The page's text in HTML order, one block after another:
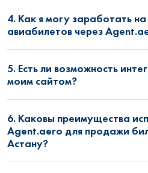
4. Как я могу заработать
авиабилетов через
5. Есть ли возможность
моим сайтом?
6. Каковы преимущества
Agent.aero для продажи
Астану?